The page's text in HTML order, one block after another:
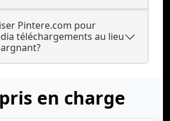
Pintere.com pour
téléchargements au lieu
en charge